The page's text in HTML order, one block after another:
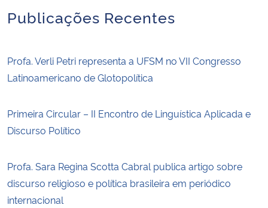
Publicações Recentes
Profa. Verli Petri representa a UFSM no VII Congresso
Latinoamericano de Glotopolítica
Primeira Circular – II Encontro de Linguística Aplicada e
Discurso Político
Profa. Sara Regina Scotta Cabral publica artigo sobre
discurso religioso e política brasileira em periódico
internacional